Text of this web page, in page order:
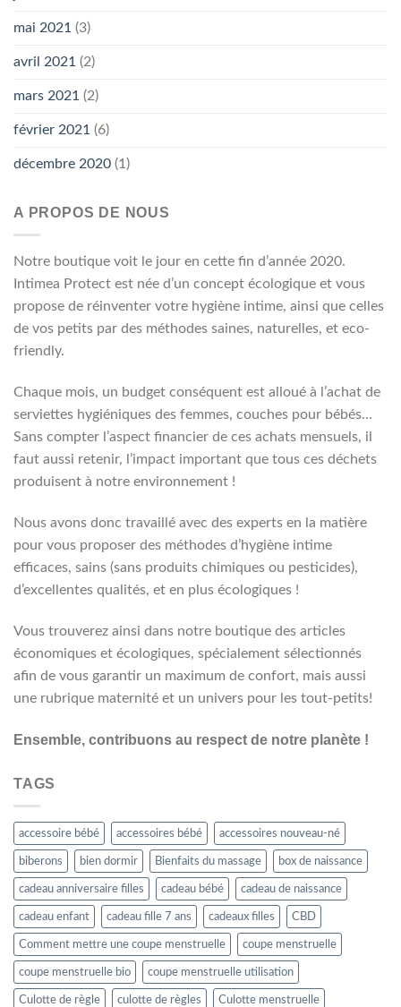
mai 2021 (3)
avril 2021 (2)
mars 2021 (2)
février 2021 (6)
décembre 2020 (1)
A PROPOS DE NOUS
Notre boutique voit le jour en cette fin d’année 2020.
Intimea Protect est née d’un concept écologique et vous
propose de réinventer votre hygiène intime, ainsi que celles
de vos petits par des méthodes saines, naturelles, et eco-
friendly.
Chaque mois, un budget conséquent est alloué à l’achat de
serviettes hygiéniques des femmes, couches pour bébés…
Sans compter l’aspect financier de ces achats mensuels, il
faut aussi retenir, l’impact important que tous ces déchets
produisent à notre environnement !
Nous avons donc travaillé avec des experts en la matière
pour vous proposer des méthodes d’hygiène intime
efficaces, sains (sans produits chimiques ou pesticides),
d’excellentes qualités, et en plus écologiques !
Vous trouverez ainsi dans notre boutique des articles
économiques et écologiques, spécialement sélectionnés
afin de vous garantir un maximum de confort, mais aussi
une rubrique maternité et un univers pour les tout-petits!
Ensemble, contribuons au respect de notre planète !
TAGS
accessoire bébé accessoires bébé accessoires nouveau-né
biberons bien dormir Bienfaits du massage box de naissance
cadeau anniversaire filles cadeau bébé cadeau de naissance
cadeau enfant cadeau fille 7 ans cadeaux filles CBD
Comment mettre une coupe menstruelle coupe menstruelle
coupe menstruelle bio coupe menstruelle utilisation
Culotte de règle culotte de règles Culotte menstruelle